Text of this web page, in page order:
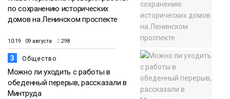
по сохранению исторических
домов на Ленинском проспекте
10:19 09 августа 298
3 Общество
Можно ли уходить с работы в
обеденный перерыв, рассказали в
Минтруда